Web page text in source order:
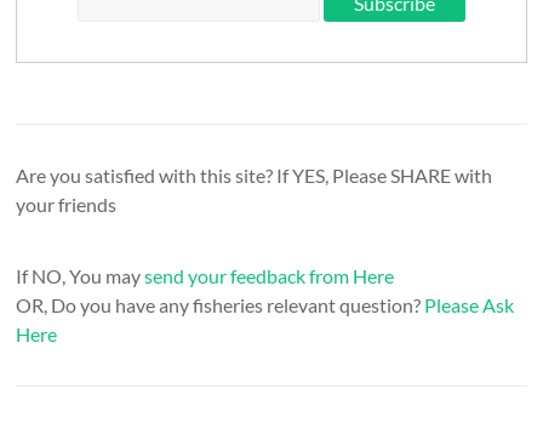
Are you satisfied with this site? If YES, Please SHARE with
your friends
If NO, You maysend your feedback from Here
OR, Do you have any fisheries relevant question? Please Ask
Here